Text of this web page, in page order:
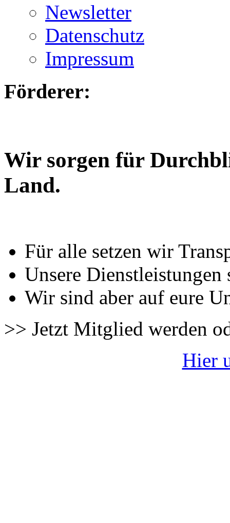
Newsletter
Datenschutz
Impressum
Förderer:
Wir sorgen für
Land.
Für alle setzen wir
Unsere Dienstleistungen
Wir sind aber auf eure
>> Jetzt Mitglied werden
Hier